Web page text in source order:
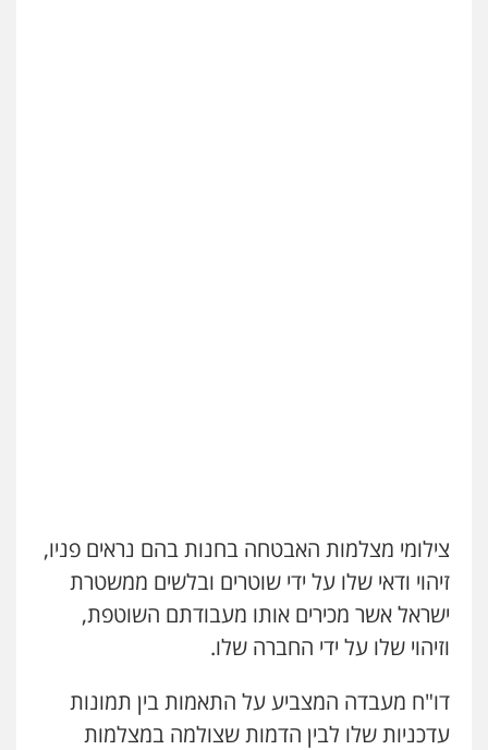
צילומי מצלמות האבטחה בחנות בהם נראים פניו,
זיהוי ודאי שלו על ידי שוטרים ובלשים ממשטרת
ישראל אשר מכירים אותו מעבודתם השוטפת,
וזיהוי שלו על ידי החברה שלו.
דו"ח מעבדה המצביע על התאמות בין תמונות
עדכניות שלו לבין הדמות שצולמה במצלמות